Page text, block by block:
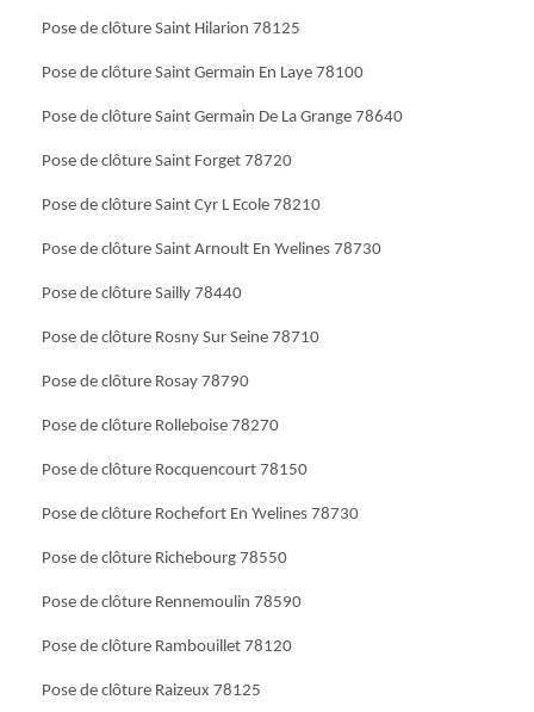
Pose de clôture Saint Hilarion 78125
Pose de clôture Saint Germain En Laye 78100
Pose de clôture Saint Germain De La Grange 78640
Pose de clôture Saint Forget 78720
Pose de clôture Saint Cyr L Ecole 78210
Pose de clôture Saint Arnoult En Yvelines 78730
Pose de clôture Sailly 78440
Pose de clôture Rosny Sur Seine 78710
Pose de clôture Rosay 78790
Pose de clôture Rolleboise 78270
Pose de clôture Rocquencourt 78150
Pose de clôture Rochefort En Yvelines 78730
Pose de clôture Richebourg 78550
Pose de clôture Rennemoulin 78590
Pose de clôture Rambouillet 78120
Pose de clôture Raizeux 78125